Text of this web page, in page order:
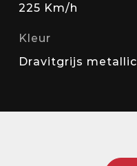
225 Km/h
Kleur
Dravitgrijs metallic